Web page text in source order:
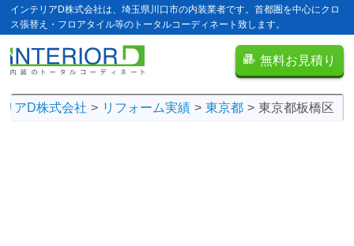
インテリアD株式会社は、埼玉県川口市の内装業者です。首都圏を中心にクロ
ス張替え・フロアタイル等のトータルコーディネート致します。
無料お見積り
アD株式会社 リフォーム実績 東京都 東京都板橋区